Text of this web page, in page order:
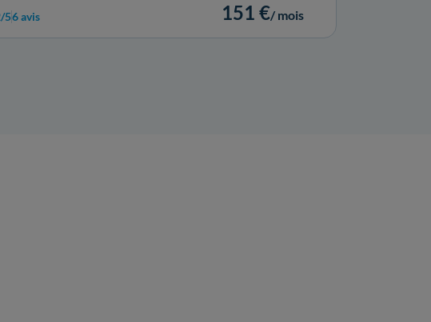
56 avis 151 €/ mois